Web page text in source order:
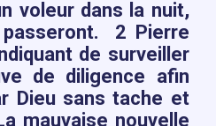
voleur dans la nuit,
2 Pierre
de surveiller
de diligence afin
Dieu sans tache et
mauvaise nouvelle